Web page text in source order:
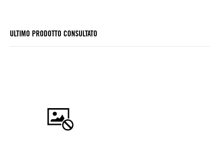
ULTIMO PRODOTTO CONSULTATO